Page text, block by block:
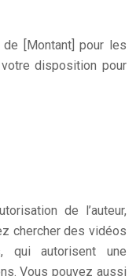
[Montant] pour les
disposition pour
de l’auteur,
chercher des vidéos
qui autorisent une
Vous pouvez aussi